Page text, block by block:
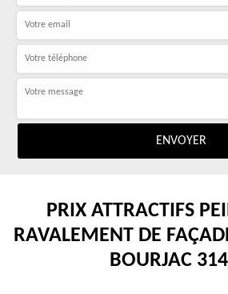
PRIX ATTRACTIFS
RAVALEMENT DE
BOURJAC